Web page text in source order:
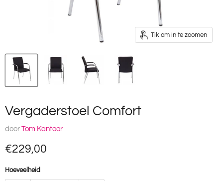
Tik om in te zoomen
Vergaderstoel Comfort
door Tom Kantoor
Huidige prijs
€229,00
Hoeveelheid